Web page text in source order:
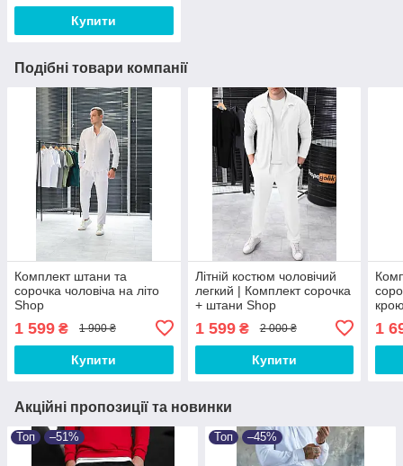
Купити
Подібні товари компанії
Комплект штани та
сорочка чоловіча на літо
Shop
1 599 ₴ 1 900 ₴
Купити
Літній костюм чоловічий
легкий | Комплект сорочка
+ штани Shop
1 599₴ 2 000 ₴
Купити
1
Акційні пропозиції та новинки
Топ –51% Топ –45%